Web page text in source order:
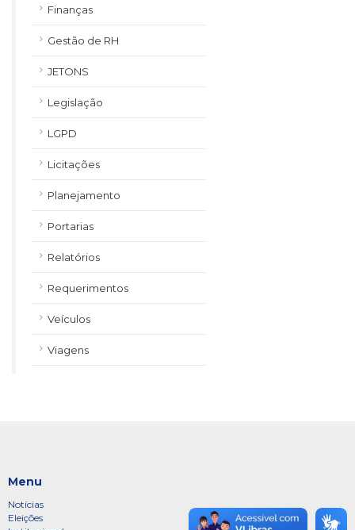
Finanças
Gestão de RH
JETONS
Legislação
LGPD
Licitações
Planejamento
Portarias
Relatórios
Requerimentos
Veículos
Viagens
Menu
Notícias
Eleições